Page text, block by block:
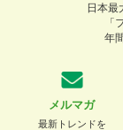
日本最
「
年
メルマガ
最新トレンドを